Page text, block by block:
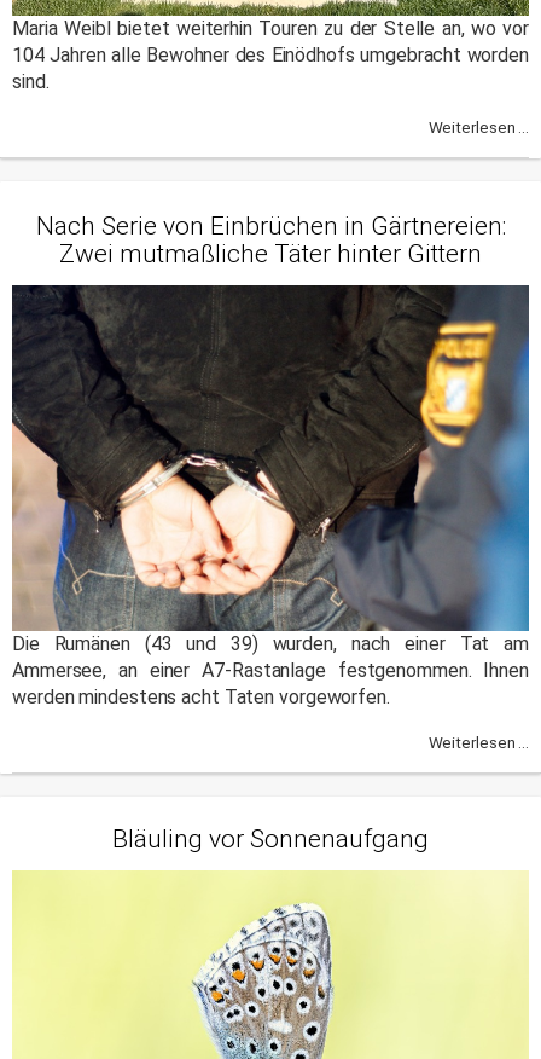
Maria Weibl bietet weiterhin Touren zu der Stelle an, wo vor
104 Jahren alle Bewohner des Einödhofs umgebracht worden
sind.
Weiterlesen ...
Nach Serie von Einbrüchen in Gärtnereien:
Zwei mutmaßliche Täter hinter Gittern
Die Rumänen (43 und 39) wurden, nach einer Tat am
Ammersee, an einer A7-Rastanlage festgenommen. Ihnen
werden mindestens acht Taten vorgeworfen.
Weiterlesen ...
Bläuling vor Sonnenaufgang